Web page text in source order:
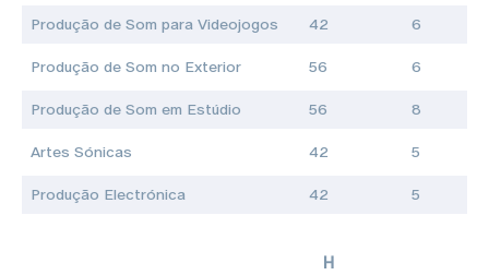
Produção de Som para Videojogos 42 6
Produção de Som no Exterior 56 6
Produção de Som em Estúdio 56 8
Artes Sónicas 42 5
Produção Electrónica 42 5
H